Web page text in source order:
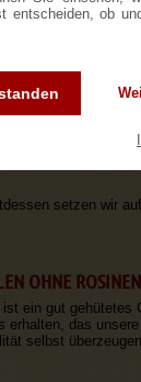
entscheiden, ob
und
setzen wir
OHNE
ein gut
das
selbst